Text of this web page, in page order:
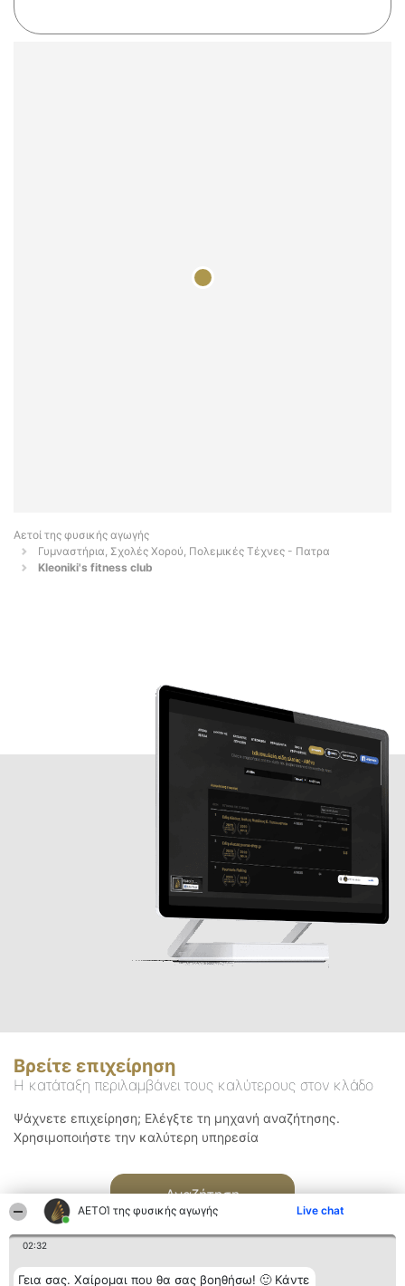
ΑΕΤΟΊ της φυσικής αγωγής Live chat
02:32
Γεια σας. Χαίρομαι που θα σας βοηθήσω! 🙂 Κάντε
Αετοί της φυσικής αγωγής
Γυμναστήρια, Σχολές Χορού, Πολεμικές Τέχνες - Πατρα
Kleoniki's fitness club
Βρείτε επιχείρηση
Η κατάταξη περιλαμβάνει τους καλύτερους στον κλάδο
Ψάχνετε επιχείρηση; Ελέγξτε τη μηχανή αναζήτησης.
Χρησιμοποιήστε την καλύτερη υπηρεσία
Αναζήτηση